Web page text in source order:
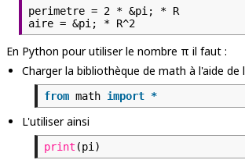
perimetre = 2 * &pi; * R
aire = &pi; * R^2
En Python pour utiliser le nombre π il faut :
Charger la bibliothèque de math à l'aide de
from math import *
L'utiliser ainsi
print (pi)